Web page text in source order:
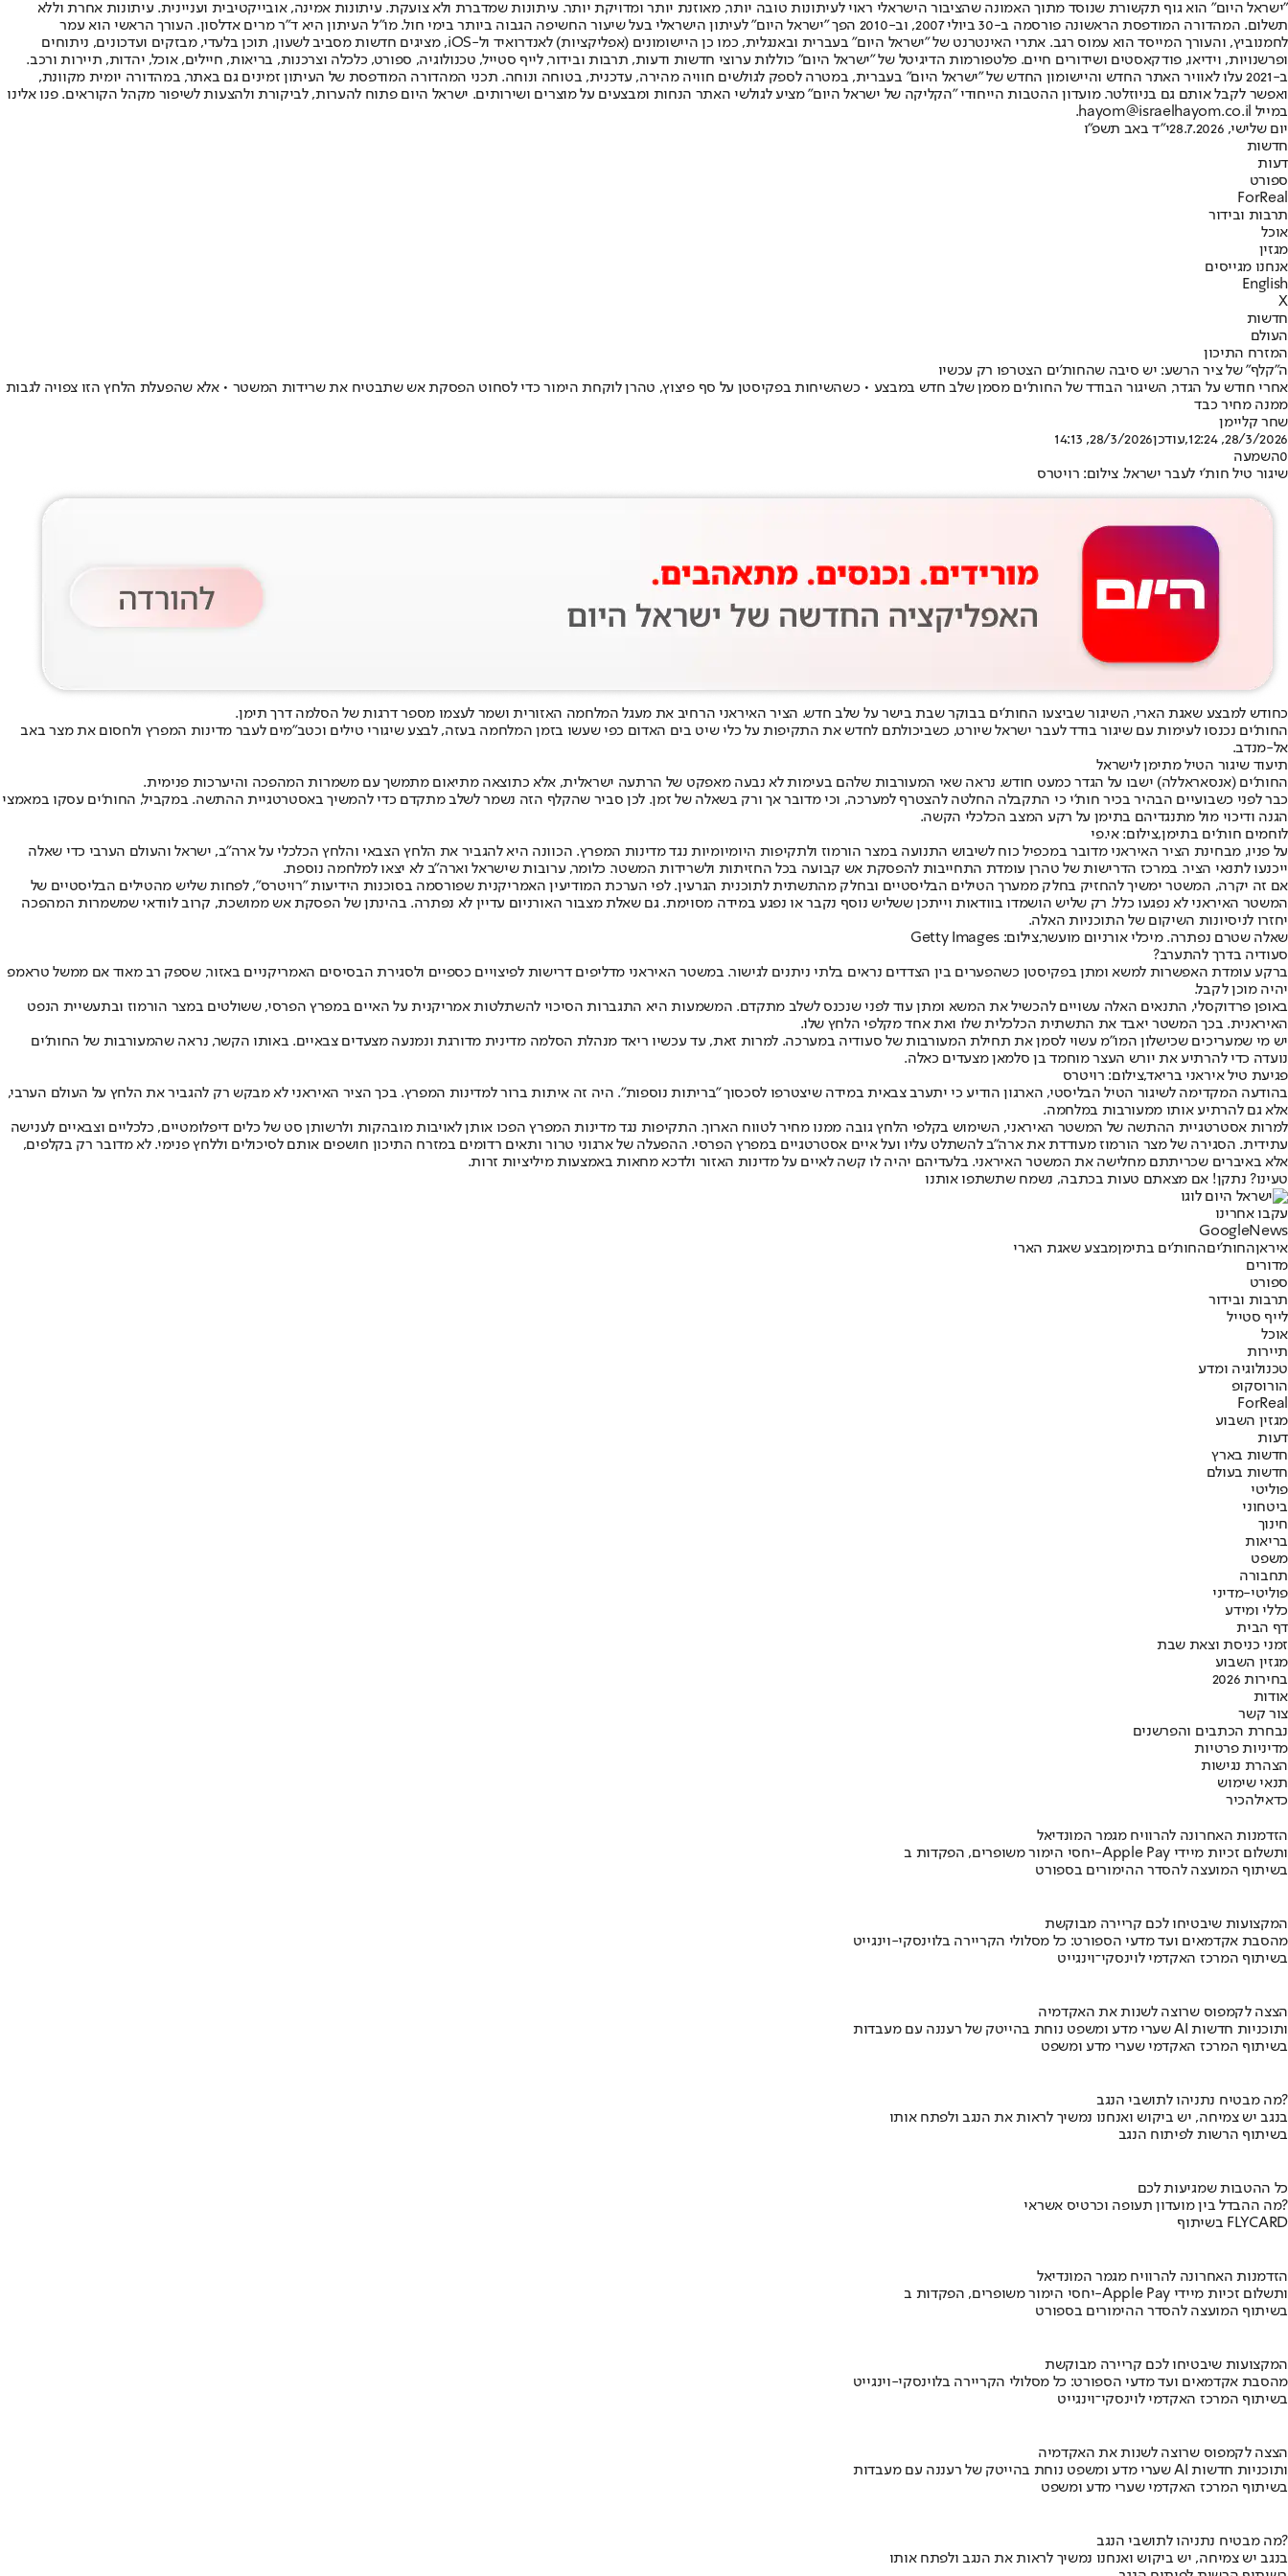
"ישראל היום" הוא גוף תקשורת שנוסד מתוך האמונה שהציבור הישראלי ראוי לעיתונות טובה יותר, מאוזנת יותר ומדויקת יותר. עיתונות שמדברת ולא צועקת. עיתונות אמינה, אובייקטיבית ועניינית. עיתונות אחרת וללא
תשלום. המהדורה המודפסת הראשונה פורסמה ב-30 ביולי 2007, וב-2010 הפך "ישראל היום" לעיתון הישראלי בעל שיעור החשיפה הגבוה ביותר בימי חול. מו"ל העיתון היא ד"ר מרים אדלסון. העורך הראשי הוא עמר
לחמנוביץ, והעורך המייסד הוא עמוס רגב. אתרי האינטרנט של "ישראל היום" בעברית ובאנגלית, כמו כן היישומונים (אפליקציות) לאנדרואיד ול-iOS, מציגים חדשות מסביב לשעון, תוכן בלעדי, מבזקים ועדכונים, ניתוחים
ופרשנויות, וידיאו, פודקאסטים ושידורים חיים. פלטפורמות הדיגיטל של "ישראל היום" כוללות ערוצי חדשות ודעות, תרבות ובידור, לייף סטייל, טכנולוגיה, ספורט, כלכלה וצרכנות, בריאות, חיילים, אוכל, יהדות, תיירות ורכב.
ב-2021 עלו לאוויר האתר החדש והיישומון החדש של "ישראל היום" בעברית, במטרה לספק לגולשים חוויה מהירה, עדכנית, בטוחה ונוחה. תכני המהדורה המודפסת של העיתון זמינים גם באתר, במהדורה יומית מקוונת,
ואפשר לקבל אותם גם בניוזלטר. מועדון ההטבות הייחודי "הקליקה של ישראל היום" מציע לגולשי האתר הנחות ומבצעים על מוצרים ושירותים. ישראל היום פתוח להערות, לביקורת ולהצעות לשיפור מקהל הקוראים. פנו אלינו
במייל hayom@israelhayom.co.il.
יום שלישי, 28.7.2026
י"ד באב תשפ"ו
חדשות
דעות
ספורט
ForReal
תרבות ובידור
אוכל
מגזין
אנחנו מגייסים
English
X
חדשות
העולם
המזרח התיכון
ה"קלף" של ציר הרשע: יש סיבה שהחות'ים הצטרפו רק עכשיו
אחרי חודש על הגדר, השיגור הבודד של החות'ים מסמן שלב חדש במבצע • כשהשיחות בפקיסטן על סף פיצוץ, טהרן לוקחת הימור כדי לסחוט הפסקת אש שתבטיח את שרידות המשטר • אלא שהפעלת הלחץ הזו צפויה לגבות
ממנה מחיר כבד
שחר קליימן
28/3/2026, 12:24
,עודכן28/3/2026, 14:13
0השמעה
שיגור טיל חות'י לעבר ישראל. צילום: רויטרס
כחודש למבצע שאגת הארי, השיגור שביצעו החות'ים בבוקר שבת בישר על שלב חדש. הציר האיראני הרחיב את מעגל המלחמה האזורית ושמר לעצמו מספר דרגות של הסלמה דרך תימן.
החות'ים נכנסו לעימות עם שיגור בודד לעבר ישראל שיורט, כשביכולתם לחדש את התקיפות על כלי שיט בים האדום כפי שעשו בזמן המלחמה בעזה, לבצע שיגורי טילים וכטב"מים לעבר מדינות המפרץ ולחסום את מצר באב
אל-מנדב.
תיעוד שיגור הטיל מתימן לישראל
החות'ים (אנסאראללה) ישבו על הגדר כמעט חודש. נראה שאי המעורבות שלהם בעימות לא נבעה מאפקט של הרתעה ישראלית, אלא כתוצאה מתיאום מתמשך עם משמרות המהפכה והיערכות פנימית.
כבר לפני כשבועיים הבהיר בכיר חות'י כי התקבלה החלטה להצטרף למערכה, וכי מדובר אך ורק בשאלה של זמן. לכן סביר שהקלף הזה נשמר לשלב מתקדם כדי להמשיך באסטרטגיית ההתשה. במקביל, החות'ים עסקו במאמצי
הגנה ודיכוי מול מתנגדיהם בתימן על רקע המצב הכלכלי הקשה.
לוחמים חות'ים בתימן,צילום: אי.פי
על פניו, מבחינת הציר האיראני מדובר במכפיל כוח לשיבוש התנועה במצר הורמוז ולתקיפות היומיומיות נגד מדינות המפרץ. הכוונה היא להגביר את הלחץ הצבאי והלחץ הכלכלי על ארה"ב, ישראל והעולם הערבי כדי שאלה
ייכנעו לתנאי הציר. במרכז הדרישות של טהרן עומדת התחייבות להפסקת אש קבועה בכל החזיתות ולשרידות המשטר. כלומר, ערובות שישראל וארה"ב לא יצאו למלחמה נוספת.
אם זה יקרה, המשטר ימשיך להחזיק בחלק ממערך הטילים הבליסטיים ובחלק מהתשתית לתוכנית הגרעין. לפי הערכת המודיעין האמריקנית שפורסמה בסוכנות הידיעות "רויטרס", לפחות שליש מהטילים הבליסטיים של
המשטר האיראני לא נפגעו כלל. רק שליש הושמדו בוודאות וייתכן ששליש נוסף נקבר או נפגע במידה מסוימת. גם שאלת מצבור האורניום עדיין לא נפתרה. בהינתן של הפסקת אש ממושכת, קרוב לוודאי שמשמרות המהפכה
יחזרו לניסיונות השיקום של התוכניות האלה.
שאלה שטרם נפתרה. מיכלי אורניום מועשר,צילום: Getty Images
סעודיה בדרך להתערב?
ברקע עומדת האפשרות למשא ומתן בפקיסטן כשהפערים בין הצדדים נראים בלתי ניתנים לגישור. במשטר האיראני מדליפים דרישות לפיצויים כספיים ולסגירת הבסיסים האמריקניים באזור, שספק רב מאוד אם ממשל טראמפ
יהיה מוכן לקבל.
באופן פרדוקסלי, התנאים האלה עשויים להכשיל את המשא ומתן עוד לפני שנכנס לשלב מתקדם. המשמעות היא התגברות הסיכוי להשתלטות אמריקנית על האיים במפרץ הפרסי, ששולטים במצר הורמוז ובתעשיית הנפט
האיראנית. בכך המשטר יאבד את התשתית הכלכלית שלו ואת אחד מקלפי הלחץ שלו.
יש מי שמעריכים שכישלון המו"מ עשוי לסמן את תחילת המעורבות של סעודיה במערכה. למרות זאת, עד עכשיו ריאד מנהלת הסלמה מדינית מדורגת ונמנעה מצעדים צבאיים. באותו הקשר, נראה שהמעורבות של החות'ים
נועדה כדי להרתיע את יורש העצר מוחמד בן סלמאן מצעדים כאלה.
פגיעת טיל איראני בריאד,צילום: רויטרס
בהודעה המקדימה לשיגור הטיל הבליסטי, הארגון הודיע כי יתערב צבאית במידה שיצטרפו לסכסוך "בריתות נוספות". היה זה איתות ברור למדינות המפרץ. בכך הציר האיראני לא מבקש רק להגביר את הלחץ על העולם הערבי,
אלא גם להרתיע אותו ממעורבות במלחמה.
למרות אסטרטגיית ההתשה של המשטר האיראני, השימוש בקלפי הלחץ גובה ממנו מחיר לטווח הארוך. התקיפות נגד מדינות המפרץ הפכו אותן לאויבות מובהקות ולרשותן סט של כלים דיפלומטיים, כלכליים וצבאיים לענישה
עתידית. הסגירה של מצר הורמוז מעודדת את ארה"ב להשתלט עליו ועל איים אסטרטגיים במפרץ הפרסי. ההפעלה של ארגוני טרור ותאים רדומים במזרח התיכון חושפים אותם לסיכולים וללחץ פנימי. לא מדובר רק בקלפים,
אלא באיברים שכריתתם מחלישה את המשטר האיראני. בלעדיהם יהיה לו קשה לאיים על מדינות האזור ולדכא מחאות באמצעות מיליציות זרות.
טעינו? נתקן! אם מצאתם טעות בכתבה, נשמח שתשתפו אותנו
עקבו אחרינו
Googl eNews
איראןהחות'יםהחות'ים בתימןמבצע שאגת הארי
מדורים
ספורט
תרבות ובידור
לייף סטייל
אוכל
תיירות
טכנולוגיה ומדע
הורוסקופ
ForReal
מגזין השבוע
דעות
חדשות בארץ
חדשות בעולם
פוליטי
ביטחוני
חינוך
בריאות
משפט
תחבורה
פוליטי-מדיני
כללי ומידע
דף הבית
זמני כניסת וצאת שבת
מגזין השבוע
בחירות 2026
אודות
צור קשר
נבחרת הכתבים והפרשנים
מדיניות פרטיות
הצהרת נגישות
תנאי שימוש
כדאילהכיר
הזדמנות האחרונה להרוויח מגמר המונדיאל
יחסי הימור משופרים, הפקדות ב-Apple Pay ותשלום זכיות מיידי
בשיתוף המועצה להסדר ההימורים בספורט
המקצועות שיבטיחו לכם קריירה מבוקשת
מהסבת אקדמאים ועד מדעי הספורט: כל מסלולי הקריירה בלוינסקי-וינגייט
בשיתוף המרכז האקדמי לוינסקי־וינגייט
הצצה לקמפוס שרוצה לשנות את האקדמיה
שערי מדע ומשפט נוחת בהייטק של רעננה עם מעבדות AI ותוכניות חדשות
בשיתוף המרכז האקדמי שערי מדע ומשפט
מה מבטיח נתניהו לתושבי הנגב?
בנגב יש צמיחה, יש ביקוש ואנחנו נמשיך לראות את הנגב ולפתח אותו
בשיתוף הרשות לפיתוח הנגב
כל ההטבות שמגיעות לכם
מה ההבדל בין מועדון תעופה וכרטיס אשראי?
בשיתוף FLYCARD
הזדמנות האחרונה להרוויח מגמר המונדיאל
יחסי הימור משופרים, הפקדות ב-Apple Pay ותשלום זכיות מיידי
בשיתוף המועצה להסדר ההימורים בספורט
המקצועות שיבטיחו לכם קריירה מבוקשת
מהסבת אקדמאים ועד מדעי הספורט: כל מסלולי הקריירה בלוינסקי-וינגייט
בשיתוף המרכז האקדמי לוינסקי־וינגייט
הצצה לקמפוס שרוצה לשנות את האקדמיה
שערי מדע ומשפט נוחת בהייטק של רעננה עם מעבדות AI ותוכניות חדשות
בשיתוף המרכז האקדמי שערי מדע ומשפט
מה מבטיח נתניהו לתושבי הנגב?
בנגב יש צמיחה, יש ביקוש ואנחנו נמשיך לראות את הנגב ולפתח אותו